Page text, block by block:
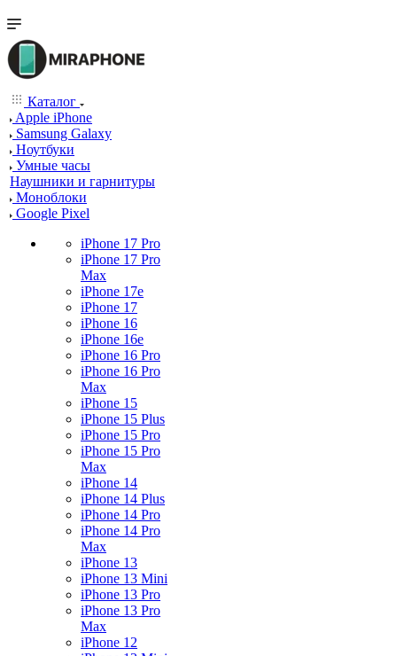
Каталог
Apple iPhone
Samsung Galaxy
Ноутбуки
Умные часы
Наушники и гарнитуры
Моноблоки
Google Pixel
iPhone 17 Pro
iPhone 17 Pro
Max
iPhone 17e
iPhone 17
iPhone 16
iPhone 16e
iPhone 16 Pro
iPhone 16 Pro
Max
iPhone 15
iPhone 15 Plus
iPhone 15 Pro
iPhone 15 Pro
Max
iPhone 14
iPhone 14 Plus
iPhone 14 Pro
iPhone 14 Pro
Max
iPhone 13
iPhone 13 Mini
iPhone 13 Pro
iPhone 13 Pro
Max
iPhone 12